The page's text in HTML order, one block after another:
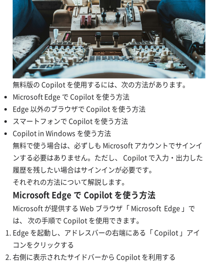
無料版の Copilot を使用するには、次の方法があります。
Microsoft Edge で Copilot を使う方法
Edge 以外のブラウザで Copilot を使う方法
スマートフォンで Copilot を使う方法
Copilot in Windows を使う方法
無料で使う場合は、必ずしも Microsoft アカウントでサインイ
ンする必要はありません。ただし、 Copilot で入力・出力した
履歴を残したい場合はサインインが必要です。
それぞれの方法について解説します。
Microsoft Edge で Copilot を使う方法
Microsoft が提供する Web ブラウザ「 Microsoft Edge 」で
は、 次の手順で Copilot を使用できます。
Edge を起動し、アドレスバーの右端にある「 Copilot 」アイ
コンをクリックする
右側に表示されたサイドバーから Copilot を利用する